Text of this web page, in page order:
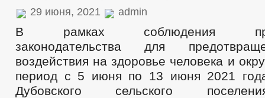
29 июня, 2021 admin
В рамках соблюдения
законодательства для
воздействия на здоровье человека и
период с 5 июня по 13 июня 2021
Дубовского сельского